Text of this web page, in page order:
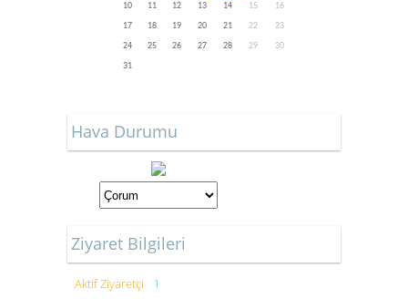
10
11 12 13 14 15
16
17
18 19 20 21 22
23
24
25 26 27 28 29
30
31
Hava Durumu
Ziyaret Bilgileri
Aktif Ziyaretçi 1